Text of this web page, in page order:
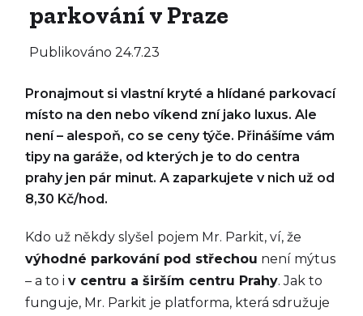
parkování v Praze
Publikováno 24.7.23
Pronajmout si vlastní kryté a hlídané parkovací
místo na den nebo víkend zní jako luxus. Ale
není – alespoň, co se ceny týče. Přinášíme vám
tipy na garáže, od kterých je to do centra
prahy jen pár minut. A zaparkujete v nich už od
8,30 Kč/hod.
Kdo už někdy slyšel pojem Mr. Parkit, ví, že
výhodné parkování pod střechou není mýtus
– a to iv centru a širším centru Prahy. Jak to
funguje, Mr. Parkit je platforma, která sdružuje